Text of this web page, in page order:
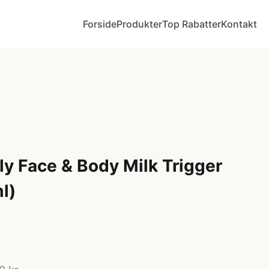
ForsideProdukterTop RabatterKontakt
Face & Body Milk Trigger